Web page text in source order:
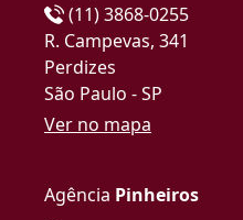
(11) 3868-0255
R. Campevas, 341
Perdizes
São Paulo - SP
Ver no mapa
Agência Pinheiros